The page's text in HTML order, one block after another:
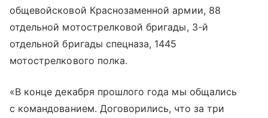
общевойсковой Краснозаменной армии, 88
отдельной мотострелковой бригады, 3-й
отдельной бригады спецназа, 1445
мотострелкового полка.
«В конце декабря прошлого года мы общались
с командованием. Договорились, что за три